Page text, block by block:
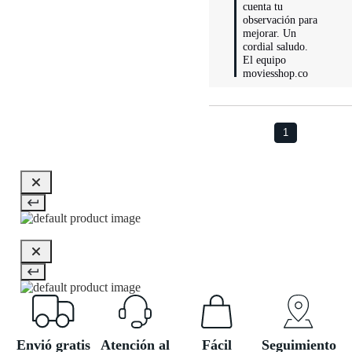
cuenta tu
observación para
mejorar. Un
cordial saludo.
El equipo
moviesshop.co
1
Envió gratis Atención al Fácil Seguimiento